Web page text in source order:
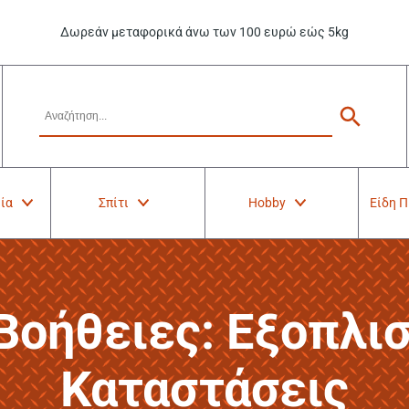
Δωρεάν μεταφορικά άνω των 100 ευρώ εώς 5kg
Σπίτι Hobby Είδη
Καταστάσεις